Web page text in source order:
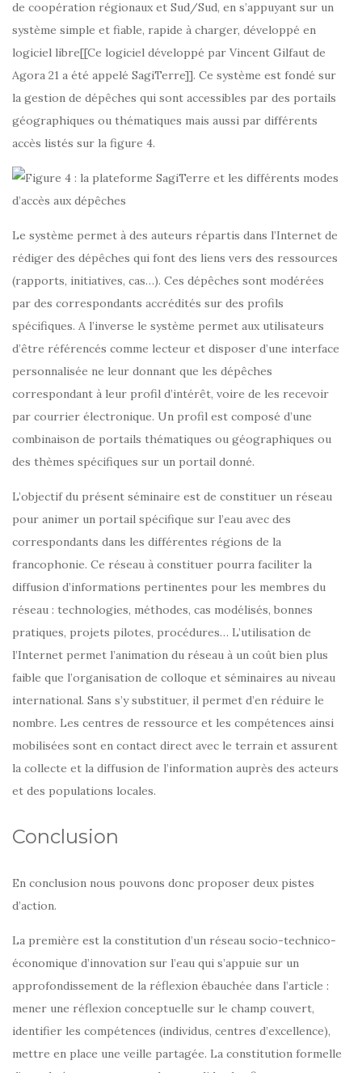
de coopération régionaux et Sud/Sud, en s’appuyant sur un
système simple et fiable, rapide à charger, développé en
logiciel libre[[Ce logiciel développé par Vincent Gilfaut de
Agora 21 a été appelé SagiTerre]]. Ce système est fondé sur
la gestion de dépêches qui sont accessibles par des portails
géographiques ou thématiques mais aussi par différents
accès listés sur la figure 4.
Le système permet à des auteurs répartis dans l’Internet de
rédiger des dépêches qui font des liens vers des ressources
(rapports, initiatives, cas…). Ces dépêches sont modérées
par des correspondants accrédités sur des profils
spécifiques. A l’inverse le système permet aux utilisateurs
d’être référencés comme lecteur et disposer d’une interface
personnalisée ne leur donnant que les dépêches
correspondant à leur profil d’intérêt, voire de les recevoir
par courrier électronique. Un profil est composé d’une
combinaison de portails thématiques ou géographiques ou
des thèmes spécifiques sur un portail donné.
L’objectif du présent séminaire est de constituer un réseau
pour animer un portail spécifique sur l’eau avec des
correspondants dans les différentes régions de la
francophonie. Ce réseau à constituer pourra faciliter la
diffusion d’informations pertinentes pour les membres du
réseau : technologies, méthodes, cas modélisés, bonnes
pratiques, projets pilotes, procédures… L’utilisation de
l’Internet permet l’animation du réseau à un coût bien plus
faible que l’organisation de colloque et séminaires au niveau
international. Sans s’y substituer, il permet d’en réduire le
nombre. Les centres de ressource et les compétences ainsi
mobilisées sont en contact direct avec le terrain et assurent
la collecte et la diffusion de l’information auprès des acteurs
et des populations locales.
Conclusion
En conclusion nous pouvons donc proposer deux pistes
d’action.
La première est la constitution d’un réseau socio-technico-
économique d’innovation sur l’eau qui s’appuie sur un
approfondissement de la réflexion ébauchée dans l’article :
mener une réflexion conceptuelle sur le champ couvert,
identifier les compétences (individus, centres d’excellence),
mettre en place une veille partagée. La constitution formelle